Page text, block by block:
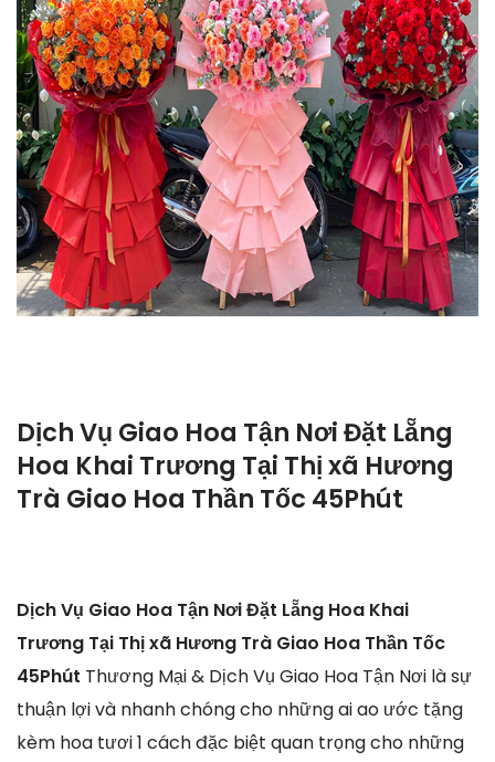
Dịch Vụ Giao Hoa Tận Nơi Đặt Lẵng
Hoa Khai Trương Tại Thị xã Hương
Trà Giao Hoa Thần Tốc 45Phút
Dịch Vụ Giao Hoa Tận Nơi Đặt Lẵng Hoa Khai
Trương Tại Thị xã Hương Trà Giao Hoa Thần Tốc
45Phút Thương Mại & Dịch Vụ Giao Hoa Tận Nơi là sự
thuận lợi và nhanh chóng cho những ai ao ước tặng
kèm hoa tươi 1 cách đặc biệt quan trọng cho những